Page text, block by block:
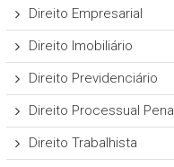
Direito Empresarial
Direito Imobiliário
Direito Previdenciário
Direito Processual Penal
Direito Trabalhista